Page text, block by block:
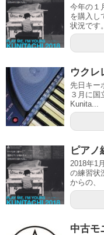
今年の１
を購入し
状況です
ウクレ
先日キー
３月に
Kunita...
ピアノ
2018年1
の練習状
からの、
中古モ